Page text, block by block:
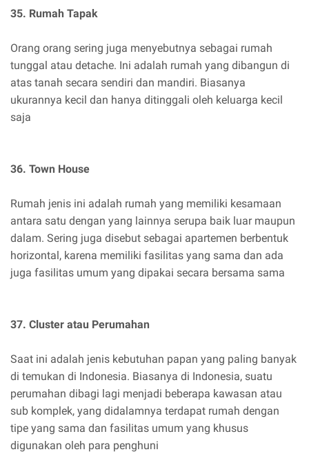
35. Rumah Tapak
Orang orang sering juga menyebutnya sebagai rumah
tunggal atau detache. Ini adalah rumah yang dibangun di
atas tanah secara sendiri dan mandiri. Biasanya
ukurannya kecil dan hanya ditinggali oleh keluarga kecil
saja
36. Town House
Rumah jenis ini adalah rumah yang memiliki kesamaan
antara satu dengan yang lainnya serupa baik luar maupun
dalam. Sering juga disebut sebagai apartemen berbentuk
horizontal, karena memiliki fasilitas yang sama dan ada
juga fasilitas umum yang dipakai secara bersama sama
37. Cluster atau Perumahan
Saat ini adalah jenis kebutuhan papan yang paling banyak
di temukan di Indonesia. Biasanya di Indonesia, suatu
perumahan dibagi lagi menjadi beberapa kawasan atau
sub komplek, yang didalamnya terdapat rumah dengan
tipe yang sama dan fasilitas umum yang khusus
digunakan oleh para penghuni